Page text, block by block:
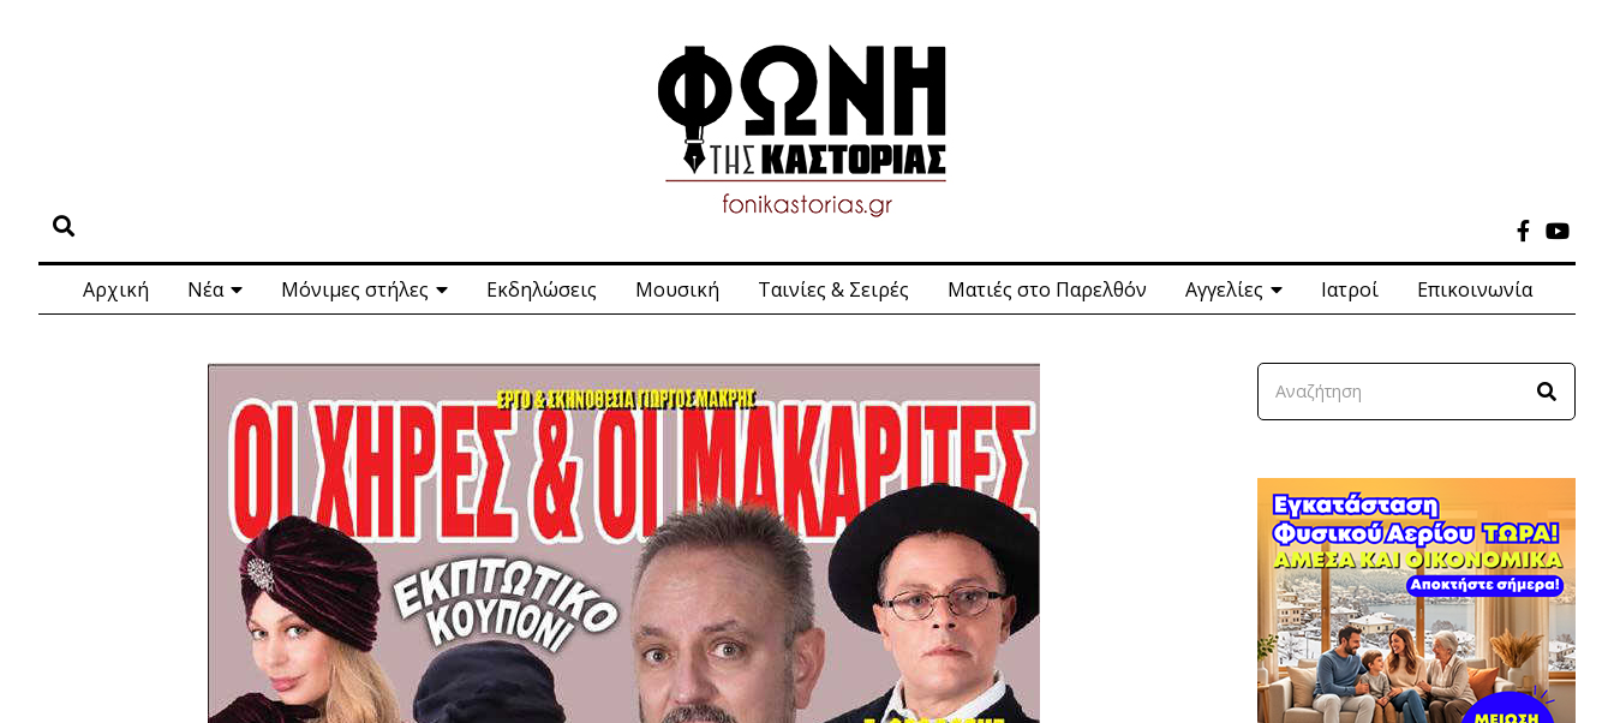
Αρχική Νέα Μόνιμες στήλες Εκδηλώσεις Μουσική Ταινίες & Σειρές Ματιές στο Παρελθόν Αγγελίες Ιατροί Επικοινωνία